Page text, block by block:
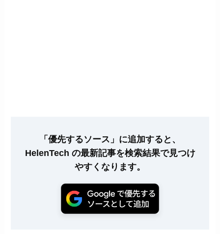
「優先するソース」に追加すると、
HelenTech の最新記事を検索結果で見つけ
やすくなります。